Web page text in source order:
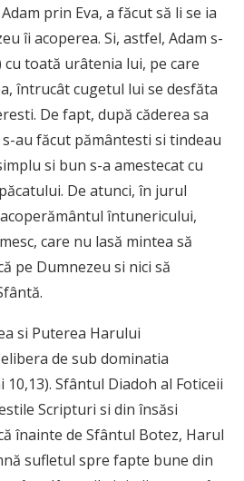
prin Eva, a făcut să li se ia
îi acoperea. Si, astfel, Adam s-
toată urâtenia lui, pe care
întrucât cugetul lui se desfăta
De fapt, după căderea sa
au făcut pământesti si tindeau
si bun s-a amestecat cu
De atunci, în jurul
întunericului,
care nu lasă mintea să
pe Dumnezeu si nici să
si Puterea Harului
de sub dominatia
Sfântul Diadoh al Foticeii
Scripturi si din însăsi
înainte de Sfântul Botez, Harul
sufletul spre fapte bune din